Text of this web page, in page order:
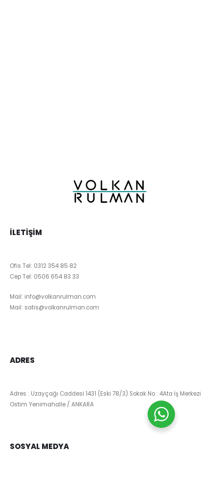
İLETIŞIM
Ofis Tel: 0312 354 85 82
Cep Tel: 0506 654 83 33
Mail: info@volkanrulman.com
Mail: satis@volkanrulman.com
ADRES
Adres : Uzayçağı Caddesi 1431 (Eski 78/3) Sokak No : 4Ata İş Merkezi
Ostim Yenimahalle / ANKARA
SOSYAL MEDYA